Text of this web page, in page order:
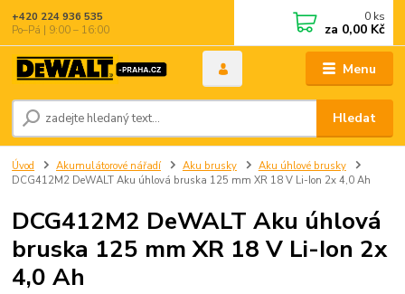
Menu
Hledat
+420 224 936 535
Po–Pá | 9:00 – 16:00
0 ks
za 0,00 Kč
Úvod Akumulátorové nářadí Aku brusky
Aku úhlové brusky
DCG412M2 DeWALT Aku úhlová bruska 125 mm XR 18 V Li-Ion 2x 4,0 Ah
DCG412M2 DeWALT Aku úhlová
bruska 125 mm XR 18 V Li-Ion 2x
4,0 Ah